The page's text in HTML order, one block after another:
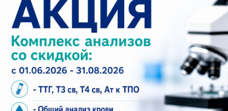
высокой разрешающей способностью дают
четкое изображение тканей и помогают врачу
видеть детали.
Компетентные специалисты.Врачи,